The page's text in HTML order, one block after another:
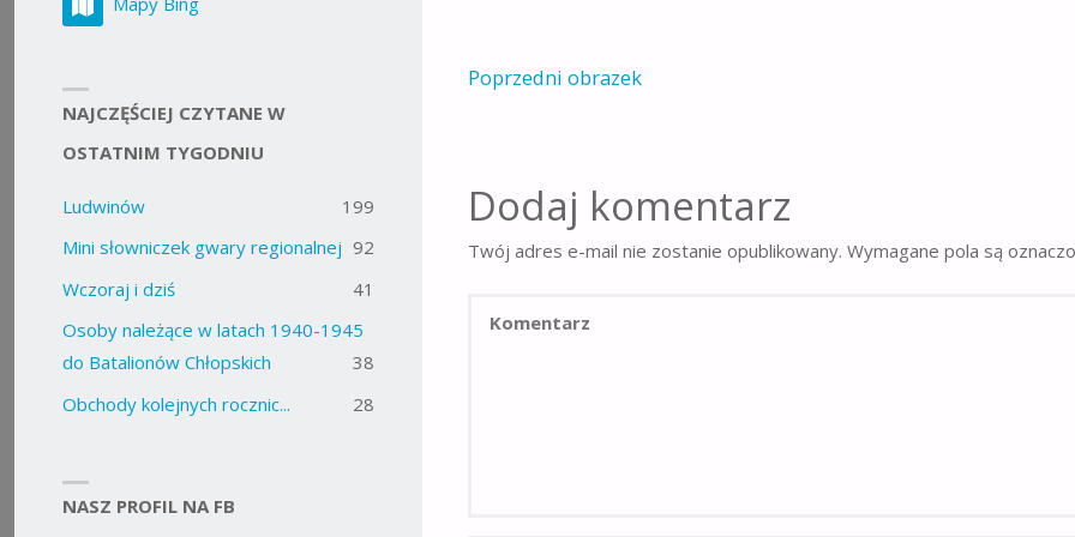
Poprzedni obrazek
Dodaj komentarz
Twój adres e-mail nie zostanie opublikowany. Wymagane pola są
NAJCZĘŚCIEJ CZYTANE W
OSTATNIM TYGODNIU
Ludwinów
199
Mini słowniczek gwary regionalnej 92
Wczoraj i dziś
41
Osoby należące w latach 1940-1945
do Batalionów Chłopskich
38
Obchody kolejnych rocznic...
28
NASZ PROFIL NA FB